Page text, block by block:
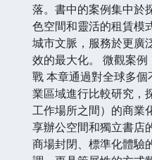
落。書中的案例集中於
色空間和靈活的租賃模
城市文脈，服務於更廣
效的最大化。 微觀案例
戰 本章通過對全球多
業區域進行比較研究，
工作場所之間）的商業
享辦公空間和獨立書店
商場封閉、標準化體驗